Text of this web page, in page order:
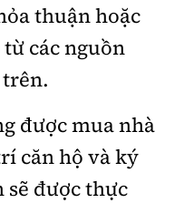
thuận hoặc
các nguồn
được mua nhà
căn hộ và ký
sẽ được thực